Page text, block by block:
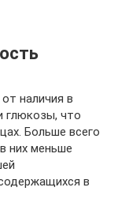
наличия в
глюкозы, что
Больше всего
них меньше
в